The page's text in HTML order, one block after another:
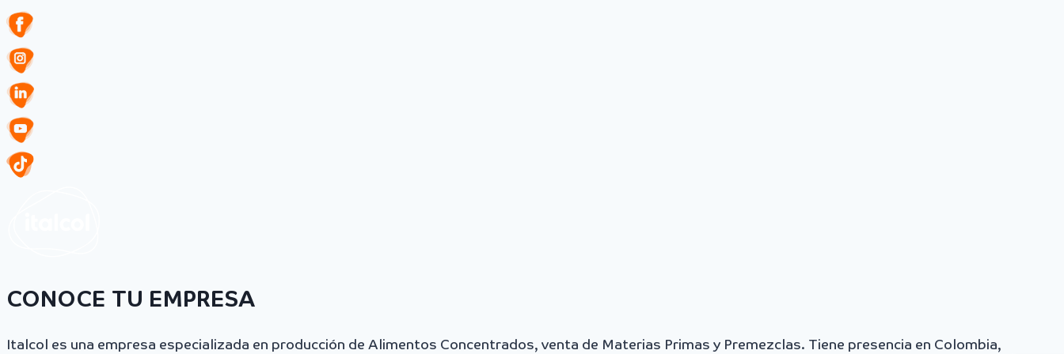
CONOCE TU EMPRESA
Italcol es una empresa especializada en producción de Alimentos Concentrados, venta de Materias Primas y Premezclas. Tiene presencia en Colombia,